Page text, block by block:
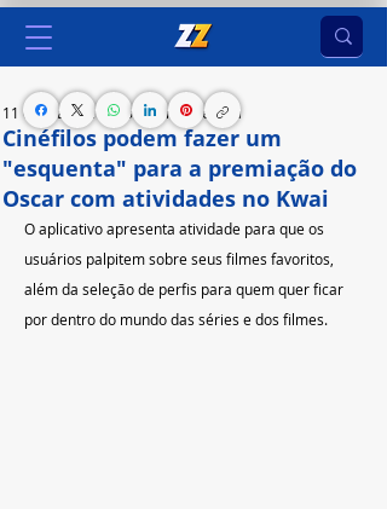
Cinéfilos podem fazer um
"esquenta" para a premiação do
Oscar com atividades no Kwai
11 de mar. de 2023 2 min de leitura
O aplicativo apresenta atividade para que os
usuários palpitem sobre seus filmes favoritos,
além da seleção de perfis para quem quer ficar
por dentro do mundo das séries e dos filmes.